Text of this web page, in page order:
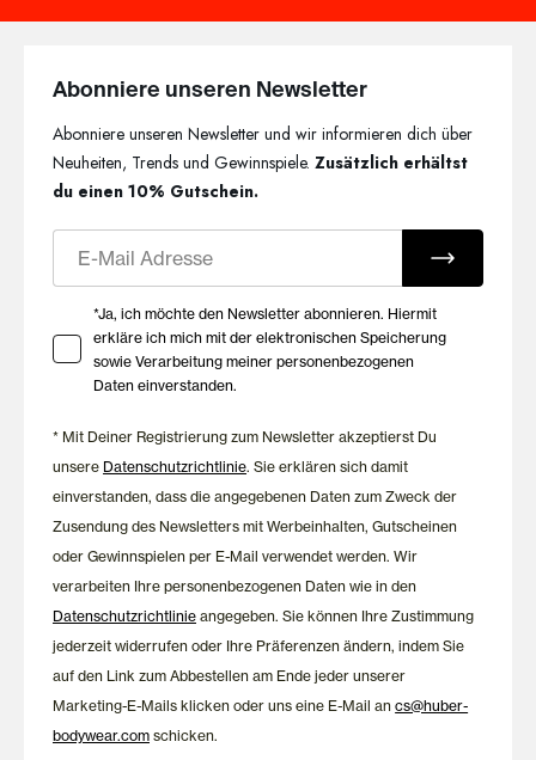
Abonniere unseren Newsletter
Abonniere unseren Newsletter und wir informieren dich über
Neuheiten, Trends und Gewinnspiele.Zusätzlich erhältst
du einen 10% Gutschein.
Ihre Zustimmung zu Marketing E-Mails
*Ja, ich möchte den Newsletter abonnieren. Hiermit
erkläre ich mich mit der elektronischen Speicherung
sowie Verarbeitung meiner personenbezogenen
Daten einverstanden.
* Mit Deiner Registrierung zum Newsletter akzeptierst Du
unsere Datenschutzrichtlinie. Sie erklären sich damit
einverstanden, dass die angegebenen Daten zum Zweck der
Zusendung des Newsletters mit Werbeinhalten, Gutscheinen
oder Gewinnspielen per E-Mail verwendet werden. Wir
verarbeiten Ihre personenbezogenen Daten wie in den
Datenschutzrichtlinie angegeben. Sie können Ihre Zustimmung
jederzeit widerrufen oder Ihre Präferenzen ändern, indem Sie
auf den Link zum Abbestellen am Ende jeder unserer
Marketing-E-Mails klicken oder uns eine E-Mail ancs@huber-
bodywear.com schicken.